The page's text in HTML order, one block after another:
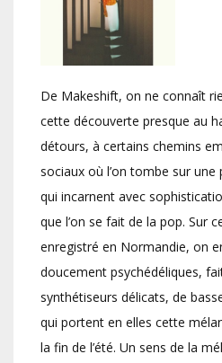
De Makeshift, on ne connaît
cette découverte presque au
détours, à certains chemins
sociaux où l’on tombe sur
qui incarnent avec
que l’on se fait de la pop. Sur
enregistré en Normandie, on
doucement psychédéliques,
synthétiseurs délicats, de
qui portent en elles cette
la fin de l’été. Un sens de la